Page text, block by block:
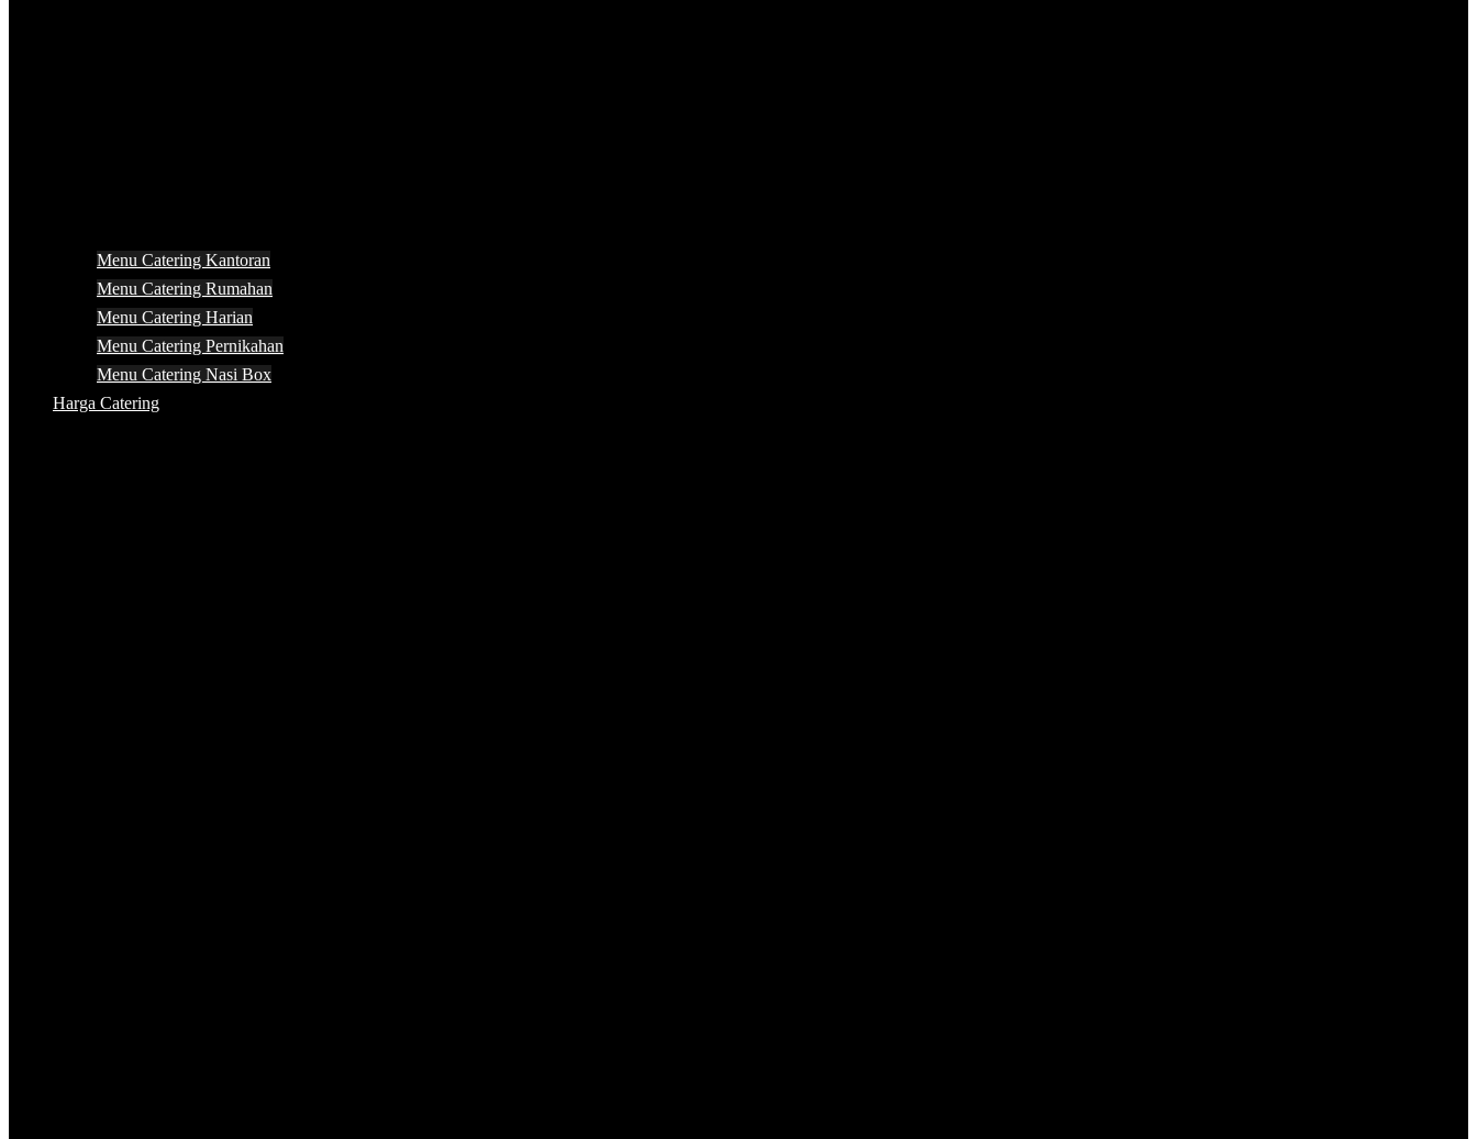
Menu Catering Kantoran
Menu Catering Rumahan
Menu Catering Harian
Menu Catering Pernikahan
Menu Catering Nasi Box
Harga Catering